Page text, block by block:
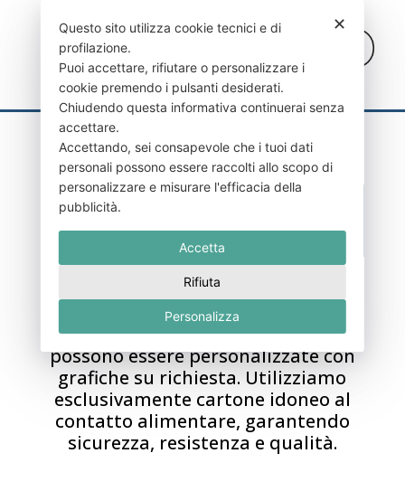
Scatole per asporto
Le nostre scatole per asporto sono
disponibili in diversi formati e
possono essere personalizzate con
grafiche su richiesta. Utilizziamo
esclusivamente cartone idoneo al
contatto alimentare, garantendo
sicurezza, resistenza e qualità.
✕
Questo sito utilizza cookie tecnici e di
profilazione.
Puoi accettare, rifiutare o personalizzare i
cookie premendo i pulsanti desiderati.
Chiudendo questa informativa continuerai senza
accettare.
Accettando, sei consapevole che i tuoi dati
personali possono essere raccolti allo scopo di
personalizzare e misurare l'efficacia della
pubblicità.
Accetta
Rifiuta
Personalizza